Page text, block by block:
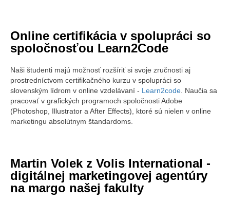
Online certifikácia v spolupráci so
spoločnosťou Learn2Code
Naši študenti majú možnosť rozšíriť si svoje zručnosti aj
prostredníctvom certifikačného kurzu v spolupráci so
slovenským lídrom v online vzdelávaní - Learn2code . Naučia sa
pracovať v grafických programoch spoločnosti Adobe
(Photoshop, Illustrator a After Effects), ktoré sú nielen v online
marketingu absolútnym štandardoms.
Martin Volek z Volis International -
digitálnej marketingovej agentúry
na margo našej fakulty